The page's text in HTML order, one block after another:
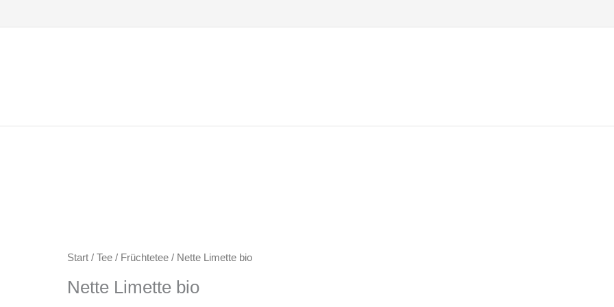
Inhalt
Start /Tee / Früchtetee / Nette Limette bio
Nette Limette bio